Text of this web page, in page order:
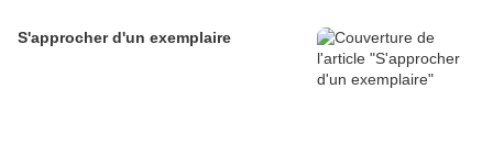
S'approcher d'un exemplaire